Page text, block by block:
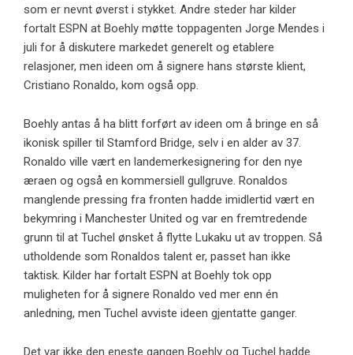
som er nevnt øverst i stykket. Andre steder har kilder
fortalt ESPN at Boehly møtte toppagenten Jorge Mendes i
juli for å diskutere markedet generelt og etablere
relasjoner, men ideen om å signere hans største klient,
Cristiano Ronaldo, kom også opp.
Boehly antas å ha blitt forført av ideen om å bringe en så
ikonisk spiller til Stamford Bridge, selv i en alder av 37.
Ronaldo ville vært en landemerkesignering for den nye
æraen og også en kommersiell gullgruve. Ronaldos
manglende pressing fra fronten hadde imidlertid vært en
bekymring i Manchester United og var en fremtredende
grunn til at Tuchel ønsket å flytte Lukaku ut av troppen. Så
utholdende som Ronaldos talent er, passet han ikke
taktisk. Kilder har fortalt ESPN at Boehly tok opp
muligheten for å signere Ronaldo ved mer enn én
anledning, men Tuchel avviste ideen gjentatte ganger.
Det var ikke den eneste gangen Boehly og Tuchel hadde